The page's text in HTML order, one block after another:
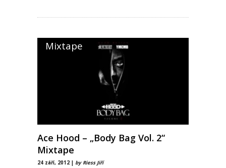
Mixtape
Ace Hood – „Body Bag Vol. 2“
Mixtape
24 září, 2012 | by Riess Jiří